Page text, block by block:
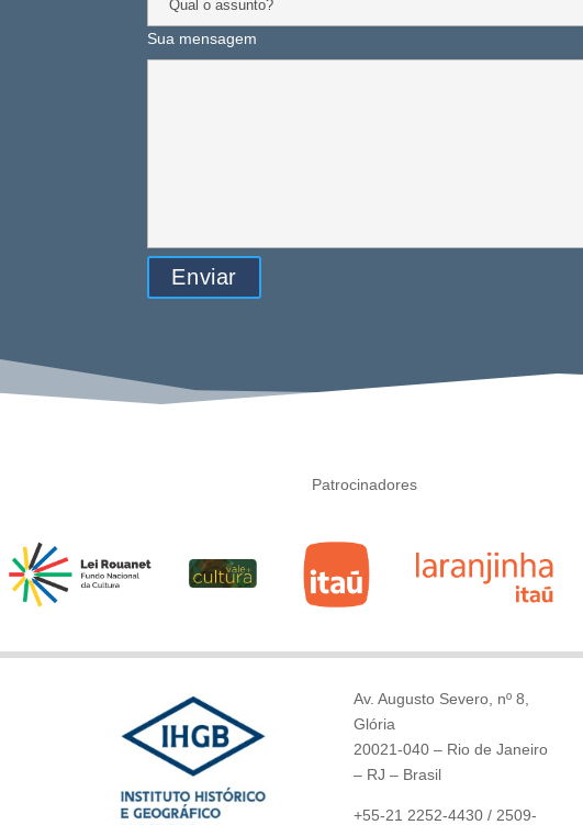
Sua mensagem
Patrocinadores
Av. Augusto Severo, nº 8,
Glória
20021-040 – Rio de Janeiro
– RJ – Brasil
+55-21 2252-4430 / 2509-